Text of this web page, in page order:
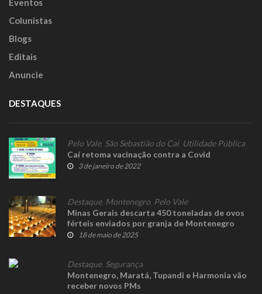
Eventos
Colunistas
Blogs
Editais
Anuncie
DESTAQUES
Pelo Vale, São Sebastião do Caí, Utilidade Pública
Caí retoma vacinação contra a Covid
3 de janeiro de 2022
Destaque, Montenegro Pelo Vale
Minas Gerais descarta 450 toneladas de ovos
férteis enviados por granja de Montenegro
18 de maio de 2025
Destaque, Segurança
Montenegro, Maratá, Tupandi e Harmonia vão
receber novos PMs